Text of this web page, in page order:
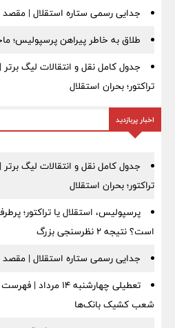
جدایی رسمی ستاره استقلال | مقصد
طلاق به خاطر پیراهن پرسپولیس؛
جدول کامل نقل و انتقالات لیگ
تراکتور؛ بحران استقلال
اخبار پربازدید
جدول کامل نقل و انتقالات لیگ
تراکتور؛ بحران استقلال
پرسپولیس، استقلال یا تراکتور؛
است؟ نتیجه ۲ نظرسنجی بزرگ
جدایی رسمی ستاره استقلال | مقصد
تعطیلی چهارشنبه ۱۴
شعب کشیک بانک‌ها